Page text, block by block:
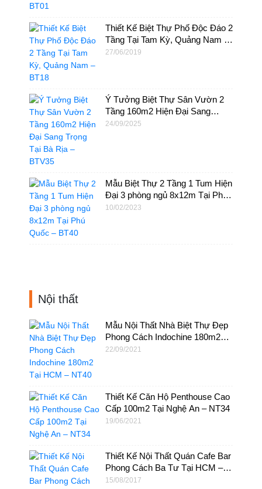
Thiết Kế Biệt Thự Phố Độc Đáo 2
Tầng Tại Tam Kỳ, Quảng Nam –
BT18
27/06/2019
Ý Tưởng Biệt Thự Sân Vườn 2
Tầng 160m2 Hiện Đại Sang
Trọng Tại Bà Rịa – BTV35
24/09/2025
Mẫu Biệt Thự 2 Tầng 1 Tum Hiện
Đại 3 phòng ngủ 8x12m Tại Phú
Quốc – BT40
10/02/2023
Nội thất
Mẫu Nội Thất Nhà Biệt Thự Đẹp
Phong Cách Indochine 180m2
Tại HCM – NT40
22/09/2021
Thiết Kế Căn Hộ Penthouse Cao
Cấp 100m2 Tại Nghệ An – NT34
19/06/2021
Thiết Kế Nội Thất Quán Cafe Bar
Phong Cách Ba Tư Tại HCM –
NTS04
15/08/2017